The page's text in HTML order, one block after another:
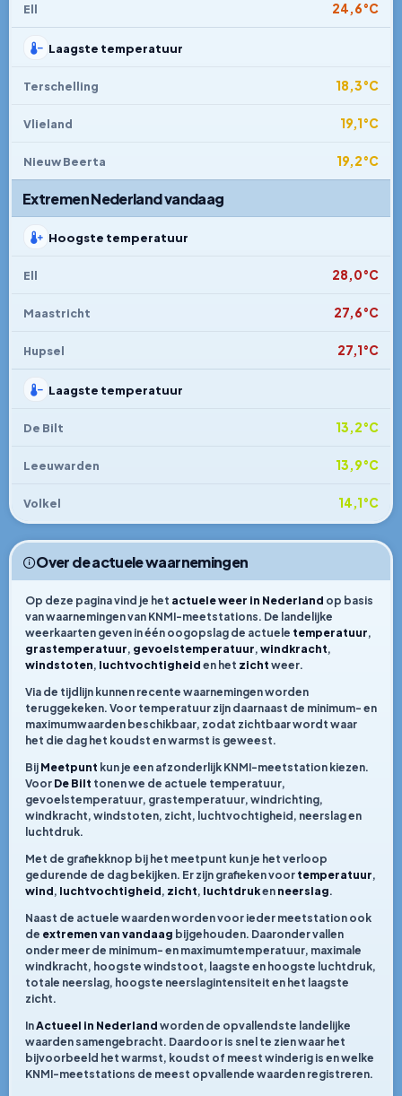
Ell 24,6°C
Laagste temperatuur
Terschelling 18,3°C
Vlieland 19,1°C
Nieuw Beerta 19,2°C
Extremen Nederland vandaag
Hoogste temperatuur
Ell 28,0°C
Maastricht 27,6°C
Hupsel 27,1°C
Laagste temperatuur
De Bilt 13,2°C
Leeuwarden 13,9°C
Volkel 14,1°C
Over de actuele waarnemingen
Op deze pagina vind je het actuele weer in Nederland op basis
van waarnemingen van KNMI-meetstations. De landelijke
weerkaarten geven in één oogopslag de actuele temperatuur,
grastemperatuur, gevoelstemperatuur, windkracht,
windstoten, luchtvochtigheid en het zicht weer.
Via de tijdlijn kunnen recente waarnemingen worden
teruggekeken. Voor temperatuur zijn daarnaast de minimum- en
maximumwaarden beschikbaar, zodat zichtbaar wordt waar
het die dag het koudst en warmst is geweest.
Bij Meetpunt kun je een afzonderlijk KNMI-meetstation kiezen.
Voor De Bilt tonen we de actuele temperatuur,
gevoelstemperatuur, grastemperatuur, windrichting,
windkracht, windstoten, zicht, luchtvochtigheid, neerslag en
luchtdruk.
Met de grafiekknop bij het meetpunt kun je het verloop
gedurende de dag bekijken. Er zijn grafieken voor temperatuur,
wind, luchtvochtigheid, zicht, luchtdruken neerslag.
Naast de actuele waarden worden voor ieder meetstation ook
de extremen van vandaag bijgehouden. Daaronder vallen
onder meer de minimum- en maximumtemperatuur, maximale
windkracht, hoogste windstoot, laagste en hoogste luchtdruk,
totale neerslag, hoogste neerslagintensiteit en het laagste
zicht.
InActueel in Nederland worden de opvallendste landelijke
waarden samengebracht. Daardoor is snel te zien waar het
bijvoorbeeld het warmst, koudst of meest winderig is en welke
KNMI-meetstations de meest opvallende waarden registreren.